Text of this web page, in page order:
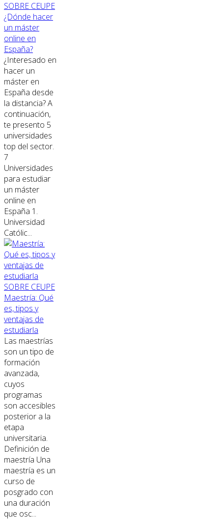
SOBRE CEUPE
¿Dónde hacer
un máster
online en
España?
¿Interesado en
hacer un
máster en
España desde
la distancia? A
continuación,
te presento 5
universidades
top del sector.
7
Universidades
para estudiar
un máster
online en
España 1.
Universidad
Católic...
SOBRE CEUPE
Maestría: Qué
es, tipos y
ventajas de
estudiarla
Las maestrías
son un tipo de
formación
avanzada,
cuyos
programas
son accesibles
posterior a la
etapa
universitaria.
Definición de
maestría Una
maestría es un
curso de
posgrado con
una duración
que osc...